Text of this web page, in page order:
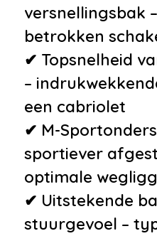
versnellingsbak
betrokken
✔ Topsnelheid
–
een cabriolet
✔ M-
sportiever
optimale
✔ Uitstekende
stuurgevoel –